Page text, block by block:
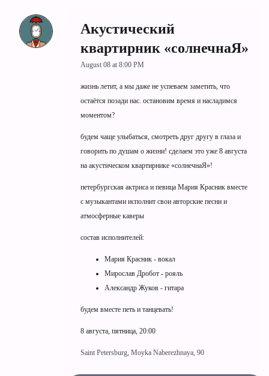
Акустический
квартирник «солнечнаЯ»
August 08 at 8:00 PM
жизнь летит, а мы даже не успеваем заметить, что
остаётся позади нас. остановим время и насладимся
моментом?
будем чаще улыбаться, смотреть друг другу в глаза и
говорить по душам о жизни! сделаем это уже 8 августа
на акустическом квартирнике «солнечнаЯ»!
петербургская актриса и певица Мария Красник вместе
с музыкантами исполнит свои авторские песни и
атмосферные каверы
состав исполнителей:
Мария Красник - вокал
Мирослав Дробот - рояль
Александр Жуков - гитара
будем вместе петь и танцевать!
8 августа, пятница, 20:00
Saint Petersburg, Moyka Naberezhnaya, 90